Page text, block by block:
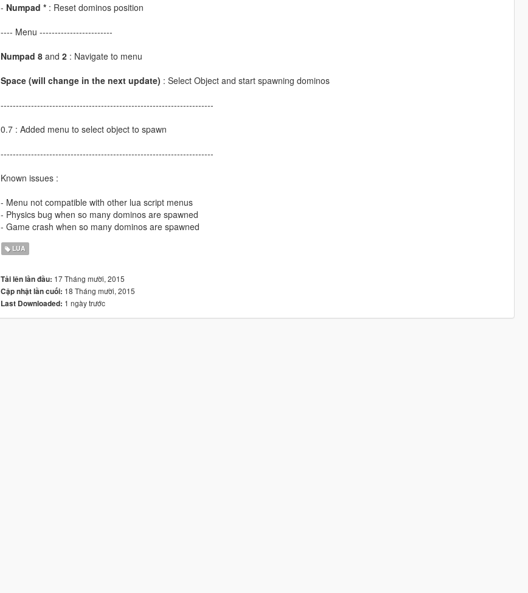
- Numpad *: Reset dominos position
---- Menu ------------------------
Numpad 8and 2 : Navigate to menu
Space (will change in the next update) : Select Object and start spawning dominos
----------------------------------------------------------------------
0.7 : Added menu to select object to spawn
----------------------------------------------------------------------
Known issues :
- Menu not compatible with other lua script menus
- Physics bug when so many dominos are spawned
- Game crash when so many dominos are spawned
LUA
Tải lên lần đầu: 17 Tháng mười, 2015
Cập nhật lần cuối: 18 Tháng mười, 2015
Last Downloaded: 1 ngày trước